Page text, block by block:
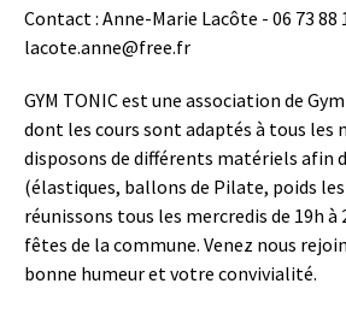
Contact : Anne-Marie Lacôte - 06 73 88
lacote.anne@free.fr
GYM TONIC est une association de
dont les cours sont adaptés à tous les
disposons de différents matériels afin
(élastiques, ballons de Pilate, poids
réunissons tous les mercredis de 19h à
fêtes de la commune. Venez nous
bonne humeur et votre convivialité.